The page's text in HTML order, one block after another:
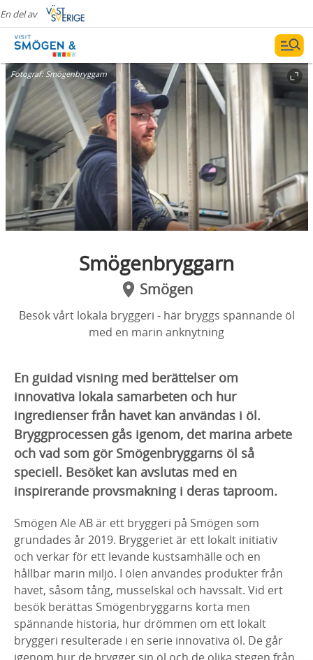
En del av
Fotograf:Smögenbryggarn
Smögenbryggarn
Smögen
Besök vårt lokala bryggeri - här bryggs spännande öl
med en marin anknytning
En guidad visning med berättelser om
innovativa lokala samarbeten och hur
ingredienser från havet kan användas i öl.
Bryggprocessen gås igenom, det marina arbete
och vad som gör Smögenbryggarns öl så
speciell. Besöket kan avslutas med en
inspirerande provsmakning i deras taproom.
Smögen Ale AB är ett bryggeri på Smögen som
grundades år 2019. Bryggeriet är ett lokalt initiativ
och verkar för ett levande kustsamhälle och en
hållbar marin miljö. I ölen användes produkter från
havet, såsom tång, musselskal och havssalt. Vid ert
besök berättas Smögenbryggarns korta men
spännande historia, hur drömmen om ett lokalt
bryggeri resulterade i en serie innovativa öl. De går